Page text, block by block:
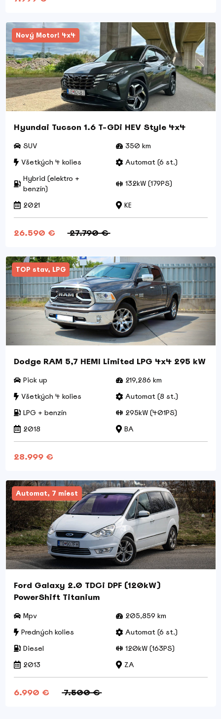
Nový Motor! 4x4
Hyundai Tucson 1.6 T-GDi HEV Style 4x4
SUV
350 km
Všetkých 4 kolies
Automat (6 st.)
Hybrid (elektro +
benzín)
132kW (179PS)
2021 KE
26.590 € 27.790 €
TOP stav, LPG
Dodge RAM 5,7 HEMI Limited LPG 4x4 295 kW
Pick up
219,286 km
Všetkých 4 kolies
Automat (8 st.)
LPG + benzín
295kW (401PS)
2018
BA
28.999 €
Automat, 7 miest
Ford Galaxy 2.0 TDCi DPF (120kW)
PowerShift Titanium
Mpv
205,859 km
Predných kolies
Automat (6 st.)
Diesel
120kW (163PS)
2013
ZA
6.990 € 7.500 €